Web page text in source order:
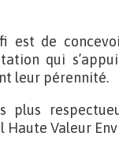
est de
qui
leur pérennité.
Valeur